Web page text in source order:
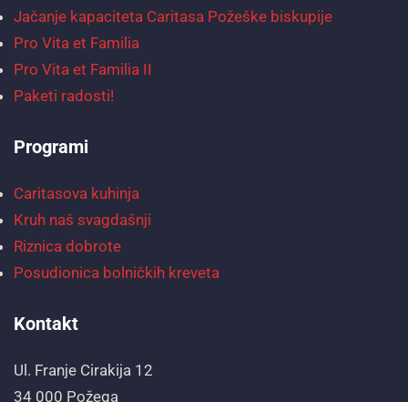
Jačanje kapaciteta Caritasa Požeške biskupije
Pro Vita et Familia
Pro Vita et Familia II
Paketi radosti!
Programi
Caritasova kuhinja
Kruh naš svagdašnji
Riznica dobrote
Posudionica bolničkih kreveta
Kontakt
Ul. Franje Cirakija 12
34 000 Požega